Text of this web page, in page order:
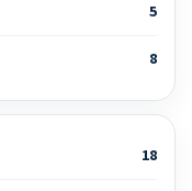
5
8
18